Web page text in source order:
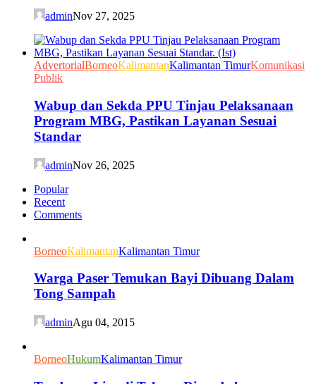
adminNov 27, 2025
AdvertorialBorneoKalimantanKalimantan TimurKomunikasi
Publik
Wabup dan Sekda PPU Tinjau Pelaksanaan
Program MBG, Pastikan Layanan Sesuai
Standar
adminNov 26, 2025
Popular
Recent
Comments
BorneoKalimantanKalimantan Timur
Warga Paser Temukan Bayi Dibuang Dalam
Tong Sampah
adminAgu 04, 2015
BorneoHukumKalimantan Timur